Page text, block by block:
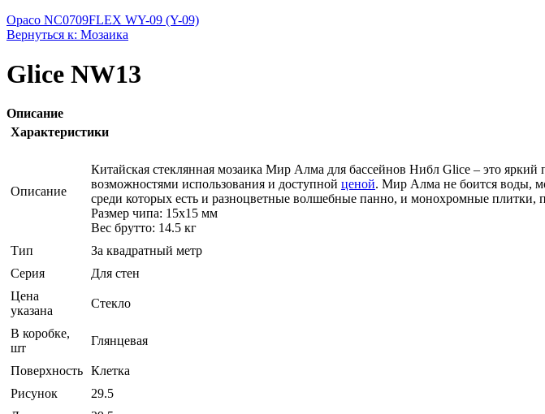
Opaco NC0709FLEX WY-09 (Y-09)
Вернуться к: Мозаика
Glice NW13
Описание
Характеристики
Описание
Китайская стеклянная мозаика Мир Алма для бассейнов Нибл Glice – это
возможностями использования и доступной ценой. Мир Алма не боится воды,
среди которых есть и разноцветные волшебные панно, и монохромные плитки,
Размер чипа: 15x15 мм
Вес брутто: 14.5 кг
Тип
За квадратный метр
Серия
Для стен
Цена
указана
Стекло
В коробке,
шт
Глянцевая
Поверхность Клетка
Рисунок
29.5